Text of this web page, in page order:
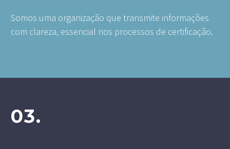
Somos uma organização que transmite informações
com clareza, essencial nos processos de certificação.
03.